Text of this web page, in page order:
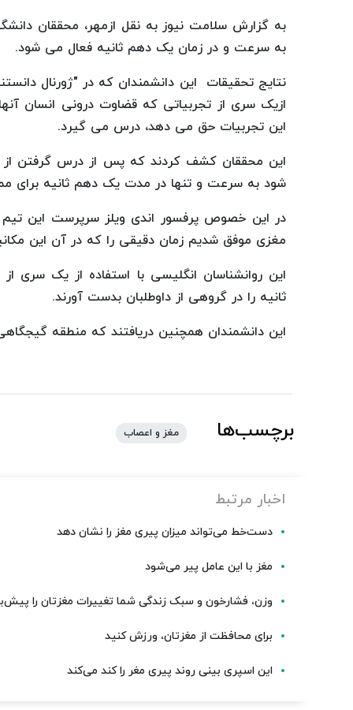
به گزارش سلامت نیوز به نقل ازمهر، محققان
به سرعت و در زمان یک دهم ثانیه فعال می شود.
نتایج تحقیقات این دانشمندان که در "ژورنال
ازیک سری از تجربیاتی که قضاوت درونی انسان
این تجربیات حق می دهد، درس می گیرد.
این محققان کشف کردند که پس از درس گرفتن از
شود به سرعت و تنها در مدت یک دهم ثانیه برای
در این خصوص پرفسور اندی ویلز سرپرست این
مغزی موفق شدیم زمان دقیقی را که در آن این
این روانشناسان انگلیسی با استفاده از یک سری
ثانیه را در گروهی از داوطلبان بدست آورند.
این دانشمندان همچنین دریافتند که منطقه
برچسب‌ها مغز و اعصاب
اخبار مرتبط
دست‌خط می‌تواند میزان پیری مغز را نشان دهد
مغز با این عامل پیر می‌شود
وزن، فشارخون و سبک زندگی شما تغییرات مغزتان را
برای محافظت از مغزتان، ورزش کنید
این اسپری بینی روند پیری مغر را کند می‌کند